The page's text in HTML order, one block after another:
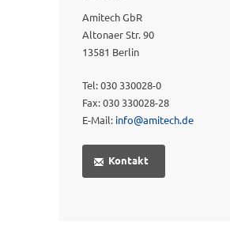
Amitech GbR
Altonaer Str. 90
13581 Berlin
Tel:030 330028-0
Fax:030 330028-28
E-Mail: info@amitech.de
Kontakt